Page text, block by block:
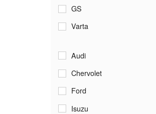
GS
Varta
Audi
Chervolet
Ford
Isuzu